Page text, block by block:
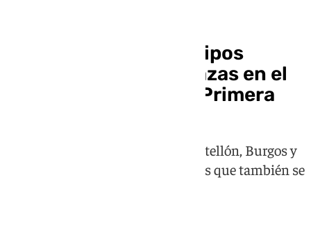
Todo o nada: seis equipos
luchan por cuatro plazas en el
playoff de ascenso a Primera
Almería, Málaga, Las Palmas, Castellón, Burgos y
Eibar son los implicados, mientras que también se